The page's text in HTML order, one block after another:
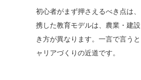
初心者がまず押さえるべき点は
携した教育モデルは、農業・建
き方が異なります。一言で言う
ャリアづくりの近道です。